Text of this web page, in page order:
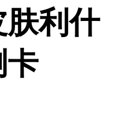
肤利什
卡